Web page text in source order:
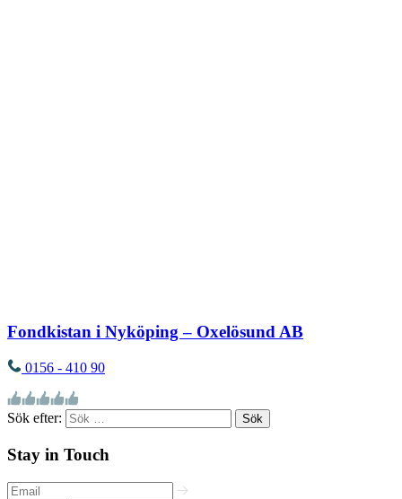
Fondkistan i Nyköping – Oxelösund AB
0156 - 410 90
Sök efter:
Stay in Touch